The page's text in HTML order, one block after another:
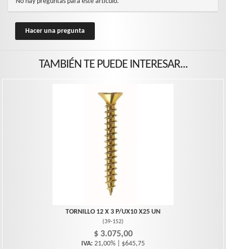
Hacer una pregunta
TAMBIÉN TE PUEDE INTERESAR...
TORNILLO 12 X 3 P/UX10 X25 UN
(39-152)
$ 3.075,00
IVA: 21,00% | $645,75